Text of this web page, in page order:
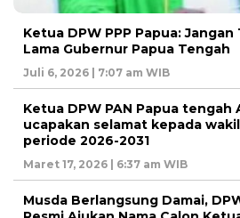
Ketua DPW PPP Papua:
Lama Gubernur Papua Tengah
Juli 6, 2026 | 7:07 am WIB
Ketua DPW PAN Papua tengah
ucapakan selamat kepada
periode 2026-2031
Maret 17, 2026 | 6:37 am WIB
Musda Berlangsung Damai,